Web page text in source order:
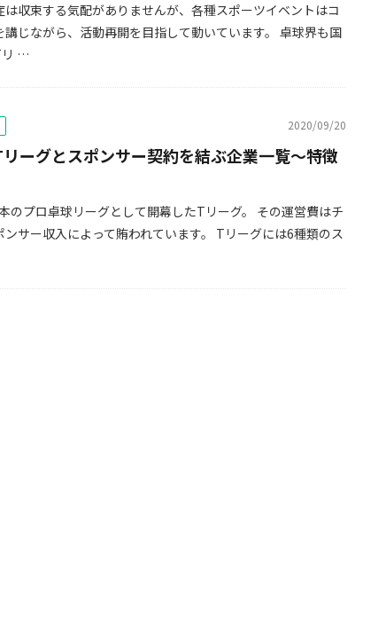
収束する気配がありませんが、各種スポーツイベントはコ
講じながら、活動再開を目指して動いています。 卓球界も国
リ …
2020/09/20
リーグとスポンサー契約を結ぶ企業一覧～特徴
のプロ卓球リーグとして開幕したTリーグ。 その運営費はチ
ンサー収入によって賄われています。 Tリーグには6種類のス